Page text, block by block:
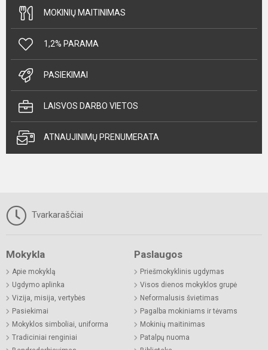
MOKINIŲ MAITINIMAS
1,2% PARAMA
PASIEKIMAI
LAISVOS DARBO VIETOS
ATNAUJINIMŲ PRENUMERATA
Tvarkaraščiai
Mokykla
Apie mokyklą
Ugdymo aplinka
Vizija, misija, vertybės
Pasiekimai
Mokyklos simboliai, uniforma
Tradiciniai renginiai
Paslaugos
Priešmokyklinis ugdymas
Visos dienos mokyklos grupė
Neformalusis švietimas
Pagalba mokiniams ir tėvams
Mokinių maitinimas
Patalpų nuoma